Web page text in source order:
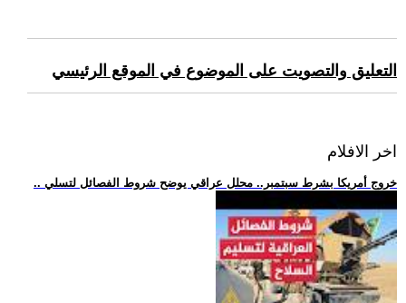
التعليق والتصويت على الموضوع في الموقع الرئيسي
اخر الافلام
.. خروج أمريكا بشرط سبتمبر.. محلل عراقي يوضح شروط الفصائل لتسلي